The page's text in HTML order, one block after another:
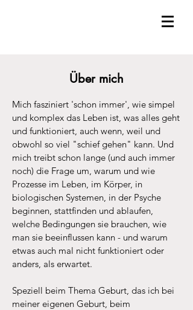
Über mich
Mich fasziniert 'schon immer', wie simpel
und komplex das Leben ist, was alles geht
und funktioniert, auch wenn, weil und
obwohl so viel "schief gehen" kann. Und
mich treibt schon lange (und auch immer
noch) die Frage um, warum und wie
Prozesse im Leben, im Körper, in
biologischen Systemen, in der Psyche
beginnen, stattfinden und ablaufen,
welche Bedingungen sie brauchen, wie
man sie beeinflussen kann - und warum
etwas auch mal nicht funktioniert oder
anders, als erwartet.
Speziell beim Thema Geburt, das ich bei
meiner eigenen Geburt, beim